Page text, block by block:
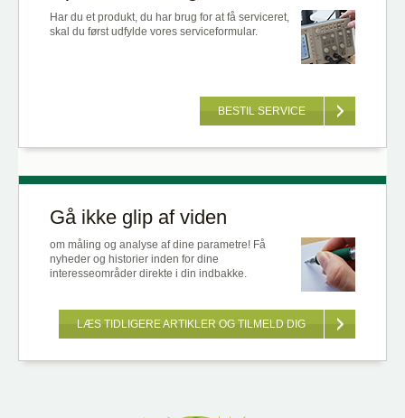
Har du et produkt, du har brug for at få serviceret,
skal du først udfylde vores serviceformular.
BESTIL SERVICE
Gå ikke glip af viden
om måling og analyse af dine parametre! Få
nyheder og historier inden for dine
interesseområder direkte i din indbakke.
LÆS TIDLIGERE ARTIKLER OG TILMELD DIG